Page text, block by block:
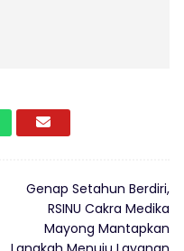
Genap Setahun Berdiri,
RSINU Cakra Medika
Mayong Mantapkan